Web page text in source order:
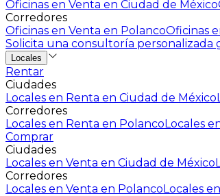
Oficinas en Venta en Ciudad de México
Corredores
Oficinas en Venta en PolancoOficinas
Solicita una consultoría personalizada
Locales
Rentar
Ciudades
Locales en Renta en Ciudad de México
Corredores
Locales en Renta en PolancoLocales
Comprar
Ciudades
Locales en Venta en Ciudad de México
Corredores
Locales en Venta en PolancoLocales